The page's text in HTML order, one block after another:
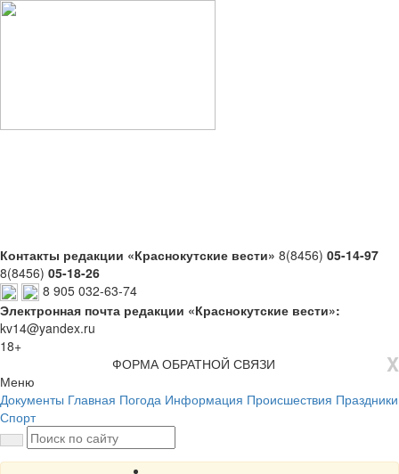
Контакты редакции «Краснокутские вести» 8(8456) 05-14-97
8(8456) 05-18-26
8 905 032-63-74
Электронная почта редакции «Краснокутские вести»:
kv14@yandex.ru
18+
X
ФОРМА ОБРАТНОЙ СВЯЗИ
Меню
Документы Главная Погода Информация Происшествия Праздники
Спорт